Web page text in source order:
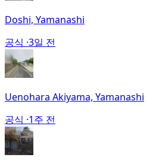
Doshi, Yamanashi
공식 ·3일 전
Uenohara Akiyama, Yamanashi
공식 ·1주 전